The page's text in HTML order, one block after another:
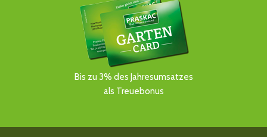
Bis zu 3% des Jahresumsatzes
als Treuebonus